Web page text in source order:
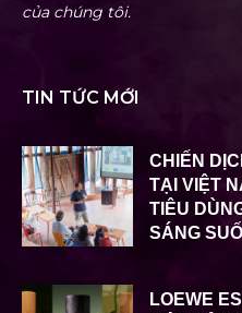
của chúng tôi.
TIN TỨC MỚI
CHIẾN
TẠI VIỆT
TIÊU
SÁNG
LOEWE